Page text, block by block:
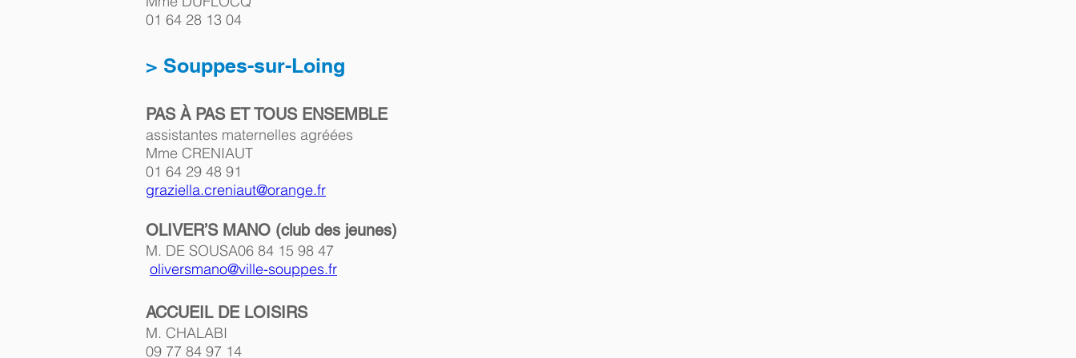
01 64 28 13 04
> Souppes-sur-Loing
PAS À PAS ET TOUS ENSEMBLE
assistantes maternelles agréées
Mme CRENIAUT
01 64 29 48 91
graziella.creniaut@orange.fr
OLIVER’S MANO (club des jeunes)
M. DE SOUSA06 84 15 98 47
oliversmano@ville-souppes.fr
ACCUEIL DE LOISIRS
M. CHALABI
09 77 84 97 14